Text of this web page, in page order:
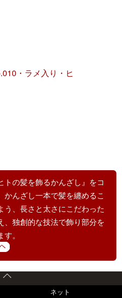
・ラメ入り・ヒ
トの髪を飾るかんざし』をコ
かんざし一本で髪を纏めるこ
う、長さと太さにこだわった
、独創的な技法で飾り部分を
。
ネット